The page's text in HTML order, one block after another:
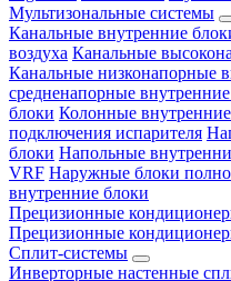
Мультизональные системы
Канальные внутренние
воздуха Канальные
Канальные низконапорные
средненапорные
блоки Колонные
подключения испарителя
блоки Напольные
VRF Наружные блоки
внутренние блоки
Прецизионные
Прецизионные
Сплит-системы
Инверторные настенные